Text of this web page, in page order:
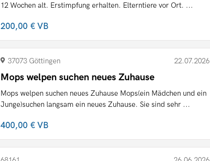
12 Wochen alt. Erstimpfung erhalten. Elterntiere vor Ort. ...
200,00 €VB
37073 Göttingen 22.07.2026
Mops welpen suchen neues Zuhause
Mops welpen suchen neues Zuhause Mops(ein Mädchen und ein
Junge)suchen langsam ein neues Zuhause. Sie sind sehr ...
400,00 €VB